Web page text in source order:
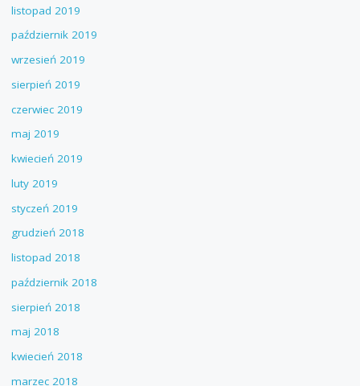
listopad 2019
październik 2019
wrzesień 2019
sierpień 2019
czerwiec 2019
maj 2019
kwiecień 2019
luty 2019
styczeń 2019
grudzień 2018
listopad 2018
październik 2018
sierpień 2018
maj 2018
kwiecień 2018
marzec 2018